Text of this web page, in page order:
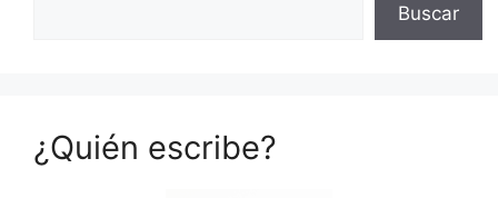
Buscar
¿Quién escribe?